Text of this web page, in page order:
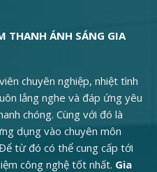
THANH ÁNH SÁNG GIA
chuyên nghiệp, nhiệt tình
lắng nghe và đáp ứng yêu
chóng. Cùng với đó là
dụng vào chuyên môn
từ đó có thể cung cấp tới
công nghệ tốt nhất. Gia